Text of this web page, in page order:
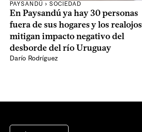
PAYSANDÚ › SOCIEDAD
En Paysandú ya hay 30 personas
fuera de sus hogares y los realojos
mitigan impacto negativo del
desborde del río Uruguay
Darío Rodríguez